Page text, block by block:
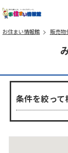
お住まい情報館 販売物
条件を絞って